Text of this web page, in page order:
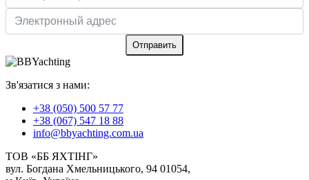
Отправить
Зв'язатися з нами:
+38 (050) 500 57 77
+38 (067) 547 18 88
info@bbyachting.com.ua
ТОВ «ББ ЯХТІНГ»
вул. Богдана Хмельницького, 94 01054,